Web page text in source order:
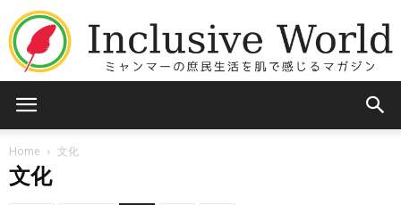
Home 文化
文化